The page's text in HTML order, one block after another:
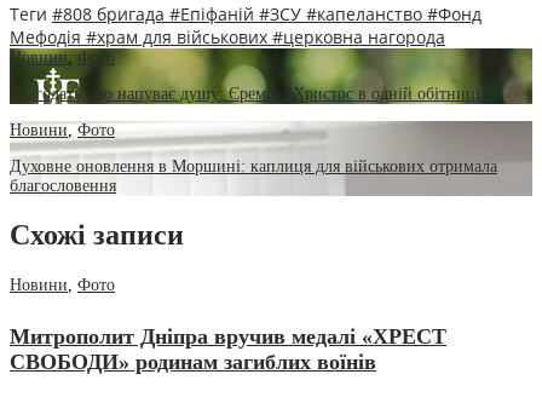
Теги #808 бригада #Епіфаній #ЗСУ #капеланство #Фонд
Мефодія #храм для військових #церковна нагорода
Новини,Фото
Благодать, що напуває душу: Єремія і Христос в одній обітниці
Новини,Фото
Духовне оновлення в Моршині: каплиця для військових отримала
благословення
Схожі записи
Новини, Фото
Митрополит Дніпра вручив медалі «ХРЕСТ
СВОБОДИ» родинам загиблих воїнів